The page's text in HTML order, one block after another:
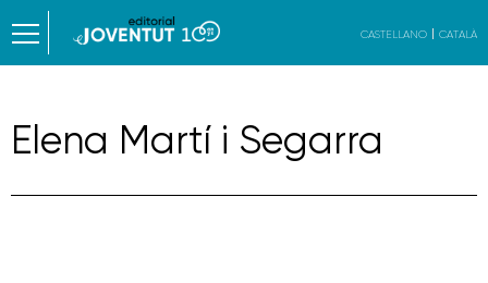
CASTELLANO CATALÀ
Elena Martí i Segarra